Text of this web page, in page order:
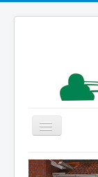
Navigation
an/aus
Startseite